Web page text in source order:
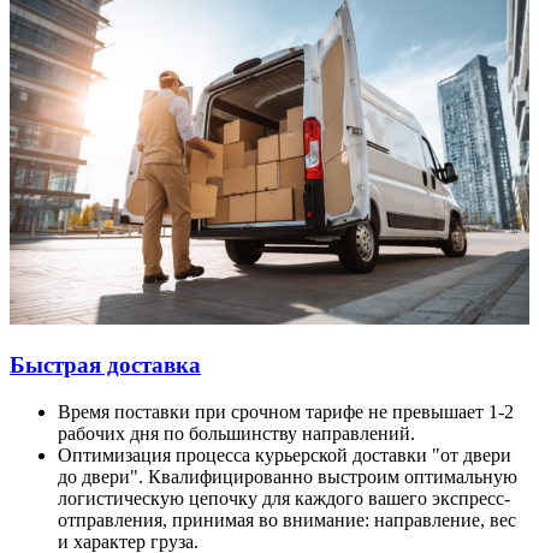
Быстрая доставка
Время поставки при срочном тарифе не превышает 1-2
рабочих дня по большинству направлений.
Оптимизация процесса курьерской доставки "от двери
до двери". Квалифицированно выстроим оптимальную
логистическую цепочку для каждого вашего экспресс-
отправления, принимая во внимание: направление, вес
и характер груза.